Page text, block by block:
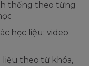
thống theo từng
học liệu: video
liệu theo từ khóa,